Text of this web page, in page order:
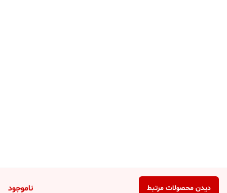
ناموجود دیدن محصولات مرتبط